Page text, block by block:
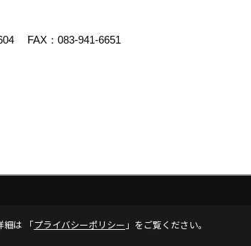
FAX：083-941-6651
細は 「プライバシーポリシー 」をご覧ください。